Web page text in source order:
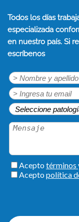
Todos los días
especializada
en nuestro país. Si
escríbenos